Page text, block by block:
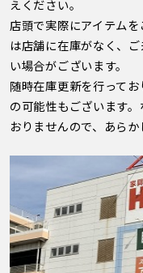
えください。
店頭で実際にアイテム
は店舗に在庫がなく、
い場合がございます。
随時在庫更新を行って
の可能性もございます
おりませんので、あらか